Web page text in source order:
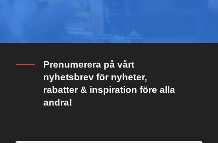
Prenumerera på vårt
nyhetsbrev för nyheter,
rabatter & inspiration före alla
andra!